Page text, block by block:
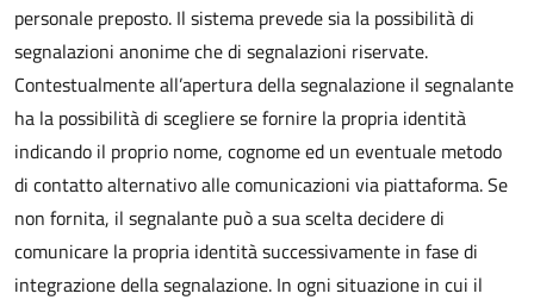
personale preposto. Il sistema prevede sia la possibilità di
segnalazioni anonime che di segnalazioni riservate.
Contestualmente all’apertura della segnalazione il segnalante
ha la possibilità di scegliere se fornire la propria identità
indicando il proprio nome, cognome ed un eventuale metodo
di contatto alternativo alle comunicazioni via piattaforma. Se
non fornita, il segnalante può a sua scelta decidere di
comunicare la propria identità successivamente in fase di
integrazione della segnalazione. In ogni situazione in cui il